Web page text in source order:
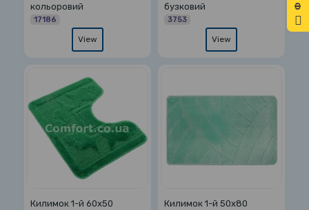
кольоровий
17186
View
бузковий
3753
View
Килимок 1-й 60х50
Килимок 1-й 50х80